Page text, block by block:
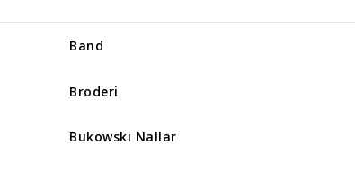
Band
Broderi
Bukowski Nallar